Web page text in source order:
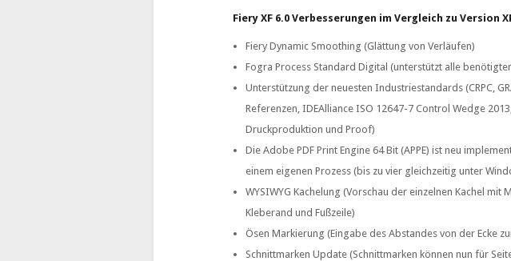
Fiery XF 6.0 Verbesserungen im Vergleich zu Version
Fiery Dynamic Smoothing (Glättung von Verläufen)
Fogra Process Standard Digital (unterstützt alle
Unterstützung der neuesten Industriestandards (CRPC,
Referenzen, IDEAlliance ISO 12647-7 Control Wedge
Druckproduktion und Proof)
Die Adobe PDF Print Engine 64 Bit (APPE) ist neu
einem eigenen Prozess (bis zu vier gleichzeitig unter
WYSIWYG Kachelung (Vorschau der einzelnen Kachel mit
Kleberand und Fußzeile)
Ösen Markierung (Eingabe des Abstandes von der Ecke
Schnittmarken Update (Schnittmarken können nun für